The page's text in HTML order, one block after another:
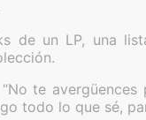
de un LP, una
te
todo lo que sé,